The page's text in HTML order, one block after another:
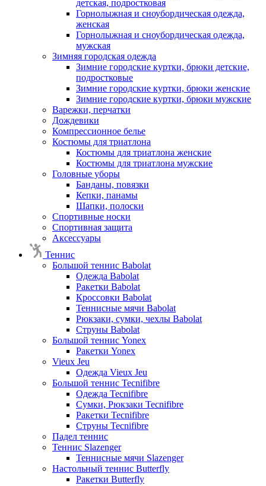
детская, подростковая
Горнолыжная и сноубордическая одежда,
женская
Горнолыжная и сноубордическая одежда,
мужская
Зимняя городская одежда
Зимние городские куртки, брюки детские,
подростковые
Зимние городские куртки, брюки женские
Зимние городские куртки, брюки мужские
Варежки, перчатки
Дождевики
Компрессионное белье
Костюмы для триатлона
Костюмы для триатлона женские
Костюмы для триатлона мужские
Головные уборы
Банданы, повязки
Кепки, панамы
Шапки, полоски
Спортивные носки
Спортивная защита
Аксессуары
Теннис
Большой теннис Babolat
Одежда Babolat
Ракетки Babolat
Кроссовки Babolat
Теннисные мячи Babolat
Рюкзаки, сумки, чехлы Babolat
Струны Babolat
Большой теннис Yonex
Ракетки Yonex
Vieux Jeu
Одежда Vieux Jeu
Большой теннис Tecnifibre
Одежда Tecnifibre
Сумки, Рюкзаки Tecnifibre
Ракетки Tecnifibre
Струны Tecnifibre
Падел теннис
Теннис Slazenger
Теннисные мячи Slazenger
Настольный теннис Butterfly
Ракетки Butterfly